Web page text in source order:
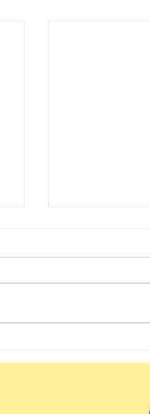
Socrates